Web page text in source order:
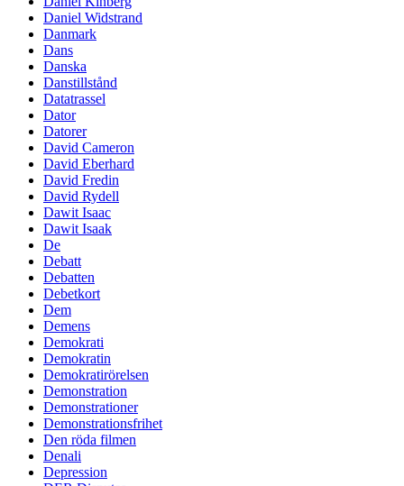
Daniel Widstrand
Danmark
Dans
Danska
Danstillstånd
Datatrassel
Dator
Datorer
David Cameron
David Eberhard
David Fredin
David Rydell
Dawit Isaac
Dawit Isaak
De
Debatt
Debatten
Debetkort
Dem
Demens
Demokrati
Demokratin
Demokratirörelsen
Demonstration
Demonstrationer
Demonstrationsfrihet
Den röda filmen
Denali
Depression